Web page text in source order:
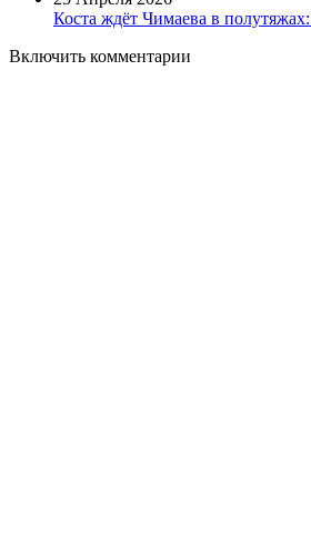
Коста ждёт Чимаева в
Включить комментарии